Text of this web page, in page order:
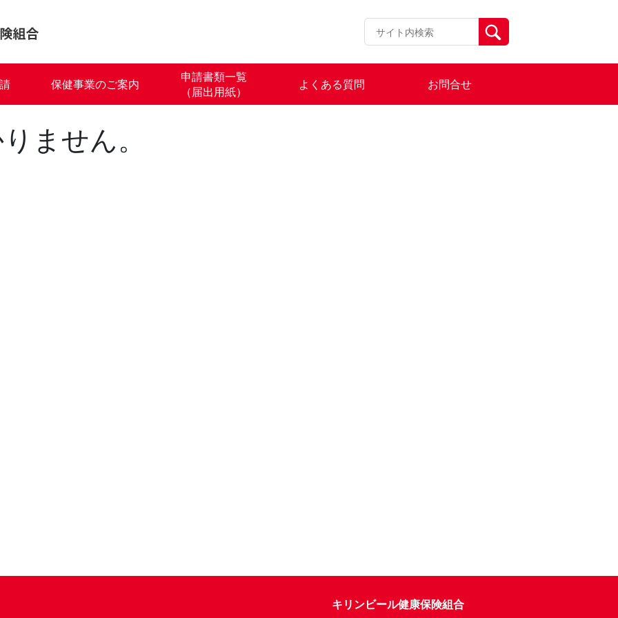
保健事業のご案内
申請書類一覧
（届出用紙）
よくある質問 お問合せ
ません。
キリンビール健康保険組合